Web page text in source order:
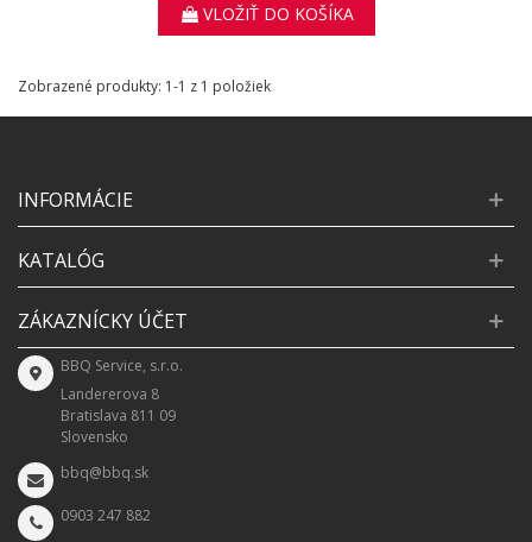
VLOŽIŤ DO KOŠÍKA
Zobrazené produkty: 1-1 z 1 položiek
INFORMÁCIE
KATALÓG
ZÁKAZNÍCKY ÚČET
BBQ Service, s.r.o.
Landererova 8
Bratislava 811 09
Slovensko
bbq@bbq.sk
0903 247 882